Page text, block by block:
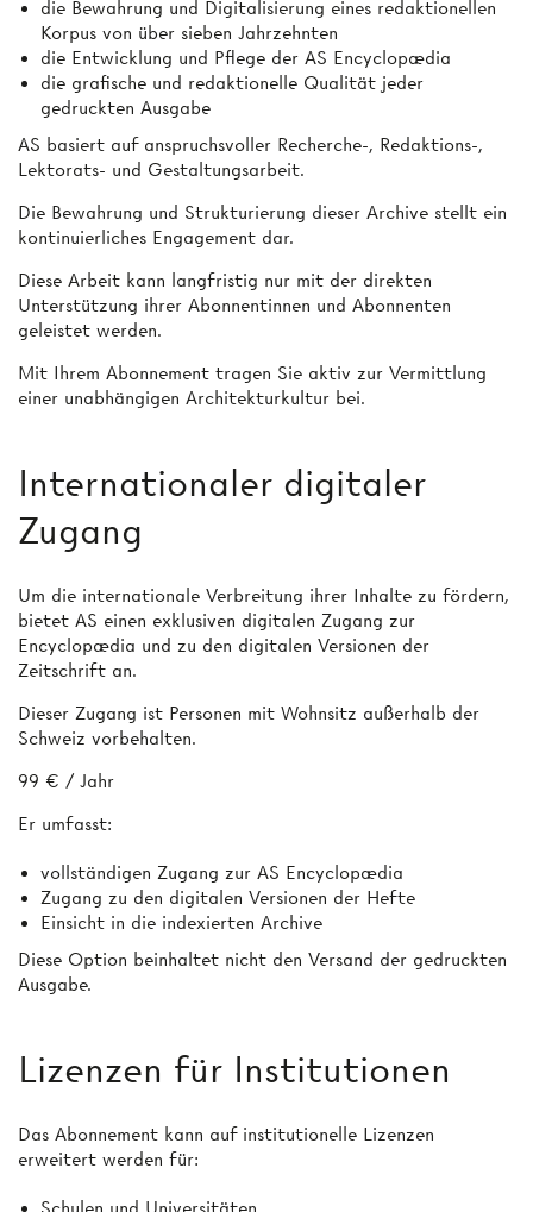
die Bewahrung und Digitalisierung eines redaktionellen
Korpus von über sieben Jahrzehnten
die Entwicklung und Pflege der AS Encyclopædia
die grafische und redaktionelle Qualität jeder
gedruckten Ausgabe
AS basiert auf anspruchsvoller Recherche-, Redaktions-,
Lektorats- und Gestaltungsarbeit.
Die Bewahrung und Strukturierung dieser Archive stellt ein
kontinuierliches Engagement dar.
Diese Arbeit kann langfristig nur mit der direkten
Unterstützung ihrer Abonnentinnen und Abonnenten
geleistet werden.
Mit Ihrem Abonnement tragen Sie aktiv zur Vermittlung
einer unabhängigen Architekturkultur bei.
Internationaler digitaler
Zugang
Um die internationale Verbreitung ihrer Inhalte zu fördern,
bietet AS einen exklusiven digitalen Zugang zur
Encyclopædia und zu den digitalen Versionen der
Zeitschrift an.
Dieser Zugang ist Personen mit Wohnsitz außerhalb der
Schweiz vorbehalten.
99 € / Jahr
Er umfasst:
vollständigen Zugang zur AS Encyclopædia
Zugang zu den digitalen Versionen der Hefte
Einsicht in die indexierten Archive
Diese Option beinhaltet nicht den Versand der gedruckten
Ausgabe.
Lizenzen für Institutionen
Das Abonnement kann auf institutionelle Lizenzen
erweitert werden für: